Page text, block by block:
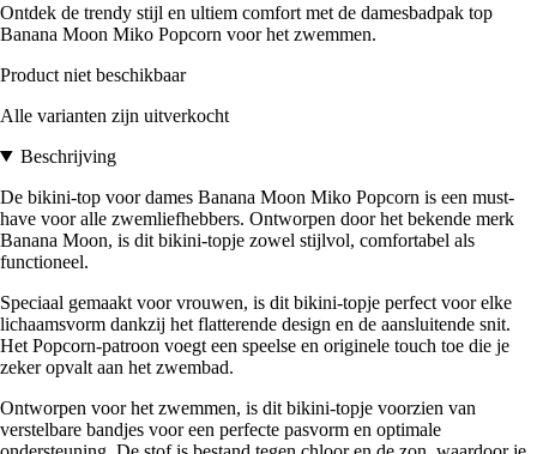
Ontdek de trendy stijl en ultiem comfort met de damesbadpak top
Banana Moon Miko Popcorn voor het zwemmen.
Product niet beschikbaar
Alle varianten zijn uitverkocht
Beschrijving
De bikini-top voor dames Banana Moon Miko Popcorn is een must-
have voor alle zwemliefhebbers. Ontworpen door het bekende merk
Banana Moon, is dit bikini-topje zowel stijlvol, comfortabel als
functioneel.
Speciaal gemaakt voor vrouwen, is dit bikini-topje perfect voor elke
lichaamsvorm dankzij het flatterende design en de aansluitende snit.
Het Popcorn-patroon voegt een speelse en originele touch toe die je
zeker opvalt aan het zwembad.
Ontworpen voor het zwemmen, is dit bikini-topje voorzien van
verstelbare bandjes voor een perfecte pasvorm en optimale